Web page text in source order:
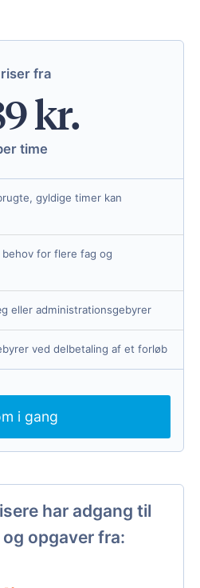
fra
kr.
time
gyldige timer kan
for flere fag og
eller administrationsgebyrer
ved delbetaling af et forløb
i gang
har adgang til
opgaver fra: